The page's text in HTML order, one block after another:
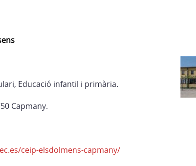
Educació infantil i primària.
Capmany.
ceip-elsdolmens-capmany/